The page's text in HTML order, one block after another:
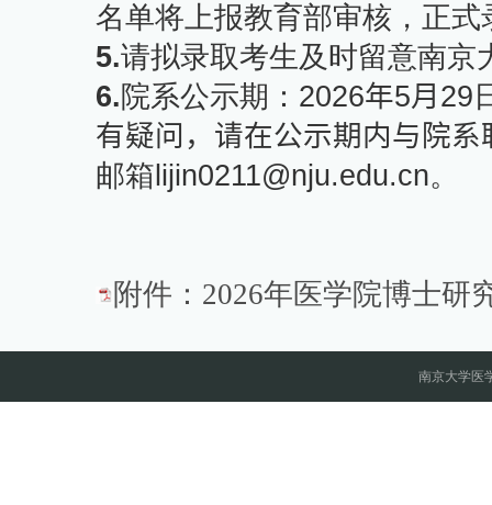
名单将上报教育部审核，正
5.请拟录取考生及时留意南京
6.院系公示期： 2026年5月 29
有疑问，请在公示期内与院系
邮箱 lijin0211@nju.edu.cn。
附件：2026年医学院博士研
南京大学医